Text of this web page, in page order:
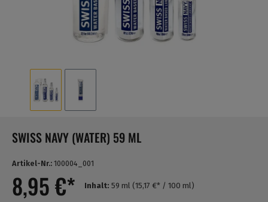
SWISS NAVY (WATER) 59 ML
Artikel-Nr.: 100004_001
8,95 €* Inhalt: 59 ml (15,17 €* / 100 ml)